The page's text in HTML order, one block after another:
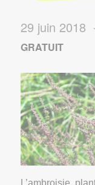
29 juin 2018
GRATUIT
L’ambroisie,